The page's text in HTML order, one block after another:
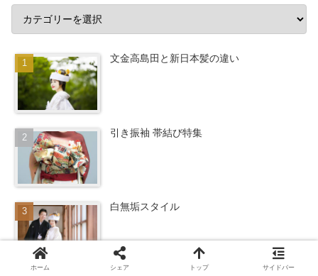
文金高島田と新日本髪の違い
引き振袖 帯結び特集
白無垢スタイル
ホーム シェア トップ サイドバー